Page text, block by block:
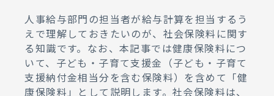
03.社会保険料の計算に必要となる
標準報酬月額
04.給与計算における社会保険料の
計算方法
05.賞与計算における社会保険料の
人事給与部門の担当者が給与計算を担当するう
えで理解しておきたいのが、社会保険料に関す
る知識です。なお、本記事では健康保険料につ
いて、子ども・子育て支援金（子ども・子育て
支援納付金相当分を含む保険料）を含めて「健
康保険料」として説明します。社会保険料は、